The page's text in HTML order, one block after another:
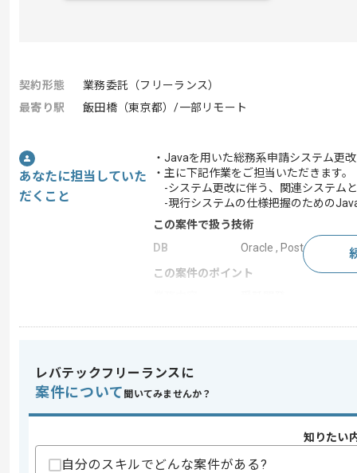
契約形態
業務委託（フリーランス）
最寄り駅
飯田橋（東京都）/一部リモート
あなたに担当していた
だくこと
・Javaを用いた総務系申請システム更
・主に下記作業をご担当いただきます。
-システム更改に伴う、関連システム
-現行システムの仕様把握のための
この案件で扱う技術
DB
Oracle , PostgreSQL
この案件のポイント
スキル
求めるスキル
・Oracle環境での開発、データ操作実務
・システム更改プロジェクトにおける
歓迎スキル
レバテックフリーランスに
案件について 聞いてみませんか？
知りたい
自分のスキルでどんな案件がある?